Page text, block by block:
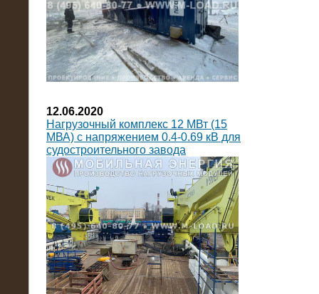
12.06.2020
Нагрузочный комплекс 12 МВт (15
МВА) с напряжением 0.4-0.69 кВ для
судостроительного завода